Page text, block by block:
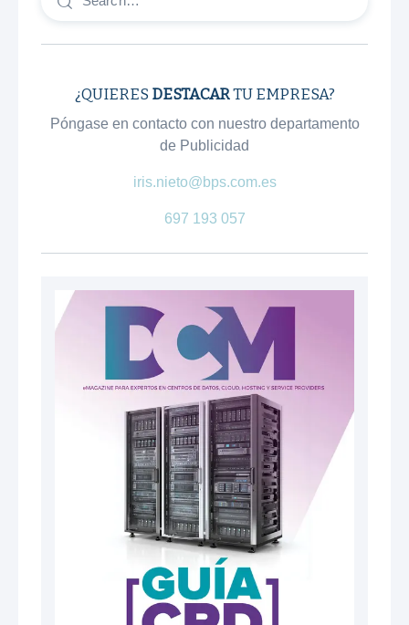
¿QUIERES DESTACARTU EMPRESA?
Póngase en contacto con nuestro departamento
de Publicidad
iris.nieto@bps.com.es
697 193 057